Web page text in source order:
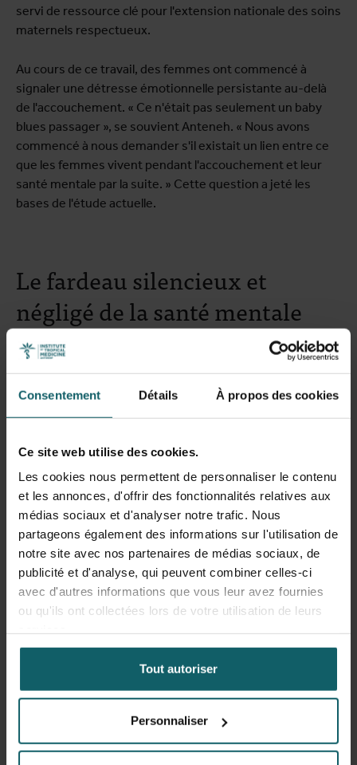
Consentement Détails À propos des cookies
Ce site web utilise des cookies.
Les cookies nous permettent de personnaliser le contenu
et les annonces, d'offrir des fonctionnalités relatives aux
médias sociaux et d'analyser notre trafic. Nous
partageons également des informations sur l'utilisation de
notre site avec nos partenaires de médias sociaux, de
publicité et d'analyse, qui peuvent combiner celles-ci
avec d'autres informations que vous leur avez fournies
ou qu'ils ont collectées lors de votre utilisation de leurs
Tout autoriser
Personnaliser
servi de ressource clé pour l'extension nationale des soins
maternels respectueux.
Au cours de ce travail, des femmes ont commencé à
signaler une détresse émotionnelle persistante au-delà
de l'accouchement. « Ce n'était pas seulement un baby
blues passager », se souvient Anteneh. « Nous avons
commencé à nous demander s'il existait un lien entre ce
que les femmes vivent pendant l'accouchement et leur
santé mentale par la suite. » Cette question a jeté les
bases de l'étude actuelle.
Le fardeau silencieux et
négligé de la santé mentale
périnatale
réduction de la mortalité maternelle, la santé mentale
périnatale reste largement négligée dans de nombreux
ressources limitées.
Comme le montre l'étude, la dépression post-partum est
fréquente et les expériences vécues lors de
l'accouchement jouent un rôle déterminant. Améliorer la
santé mentale périnatale nécessite donc non seulement
la prise en charge clinique de la dépression, mais aussi
l'amélioration de la qualité, de la dignité et de l'expérience
globale des soins, afin de prévenir la dépression post-
partum.
Perspectives
Les projets actuels d'Anteneh, notamment le projet
REVISE dans le cadre de son mandat Senior FWO et la